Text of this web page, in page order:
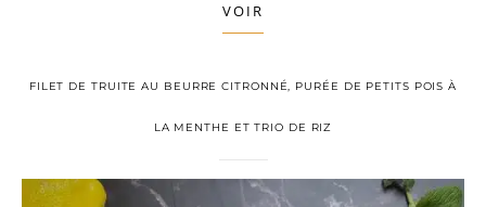
VOIR
FILET DE TRUITE AU BEURRE CITRONNÉ, PURÉE DE PETITS POIS À
LA MENTHE ET TRIO DE RIZ